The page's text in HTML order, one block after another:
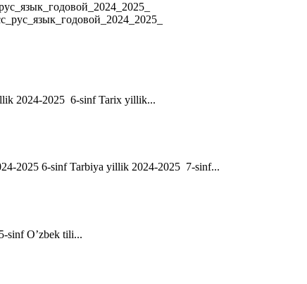
2024-2025 6-sinf Tarix yillik...
2025 6-sinf Tarbiya yillik 2024-2025 7-sinf...
sinf O’zbek tili...